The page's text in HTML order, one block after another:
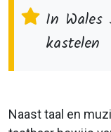
In Wales
kastelen
Naast taal en